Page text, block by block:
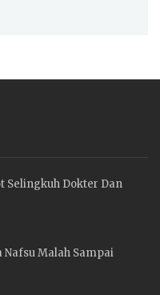
Selingkuh Dokter Dan
Nafsu Malah Sampai